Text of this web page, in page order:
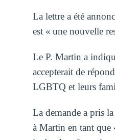
La lettre a été
est « une nouvelle
Le P. Martin a
accepterait de
LGBTQ et leurs
La demande a pris
à Martin en tant que